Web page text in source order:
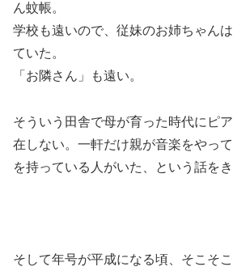
ん蚊帳。
学校も遠いので、従妹のお姉ちゃん
ていた。
「お隣さん」も遠い。
そういう田舎で母が育った時代にピ
在しない。一軒だけ親が音楽をやっ
を持っている人がいた、という話をき
そして年号が平成になる頃、そこそ